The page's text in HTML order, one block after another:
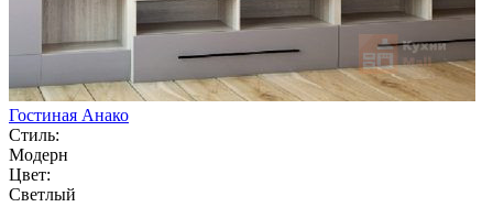
Гостиная Анако
Стиль:
Модерн
Цвет:
Светлый